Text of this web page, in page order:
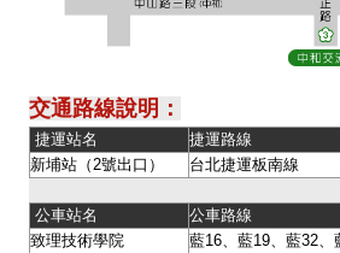
交通路線說明：
捷運站名
捷運路線
新埔站（2號出口）
台北捷運板南線
公車站名
公車路線
致理技術學院
藍16、藍19、藍32、